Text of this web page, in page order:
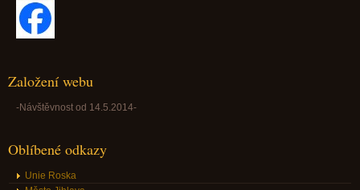
Založení webu
-Návštěvnost od 14.5.2014-
Oblíbené odkazy
Unie Roska